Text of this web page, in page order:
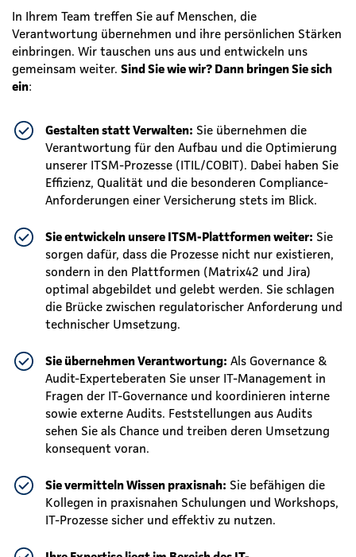
In Ihrem Team treffen Sie auf Menschen, die
Verantwortung übernehmen und ihre persönlichen Stärken
einbringen. Wir tauschen uns aus und entwickeln uns
gemeinsam weiter. Sind Sie wie wir? Dann bringen Sie sich
ein:
Gestalten statt Verwalten: Sie übernehmen die
Verantwortung für den Aufbau und die Optimierung
unserer ITSM-Prozesse (ITIL/COBIT). Dabei haben Sie
Effizienz, Qualität und die besonderen Compliance-
Anforderungen einer Versicherung stets im Blick.
Sie entwickeln unsere ITSM-Plattformen weiter: Sie
sorgen dafür, dass die Prozesse nicht nur existieren,
sondern in den Plattformen (Matrix42 und Jira)
optimal abgebildet und gelebt werden. Sie schlagen
die Brücke zwischen regulatorischer Anforderung und
technischer Umsetzung.
Sie übernehmen Verantwortung: Als Governance &
Audit-Experteberaten Sie unser IT-Management in
Fragen der IT-Governance und koordinieren interne
sowie externe Audits. Feststellungen aus Audits
sehen Sie als Chance und treiben deren Umsetzung
konsequent voran.
Sievermitteln Wissen praxisnah: Sie befähigen die
Kollegen in praxisnahen Schulungen und Workshops,
IT-Prozesse sicher und effektiv zu nutzen.